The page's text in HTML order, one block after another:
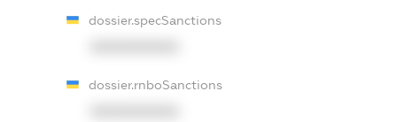
dossier.specSanctions
dossier.rnboSanctions